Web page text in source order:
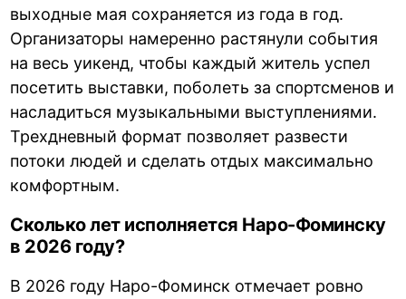
выходные мая сохраняется из года в год.
Организаторы намеренно растянули события
на весь уикенд, чтобы каждый житель успел
посетить выставки, поболеть за спортсменов и
насладиться музыкальными выступлениями.
Трехдневный формат позволяет развести
потоки людей и сделать отдых максимально
комфортным.
Сколько лет исполняется Наро-Фоминску
в 2026 году?
В 2026 году Наро-Фоминск отмечает ровно